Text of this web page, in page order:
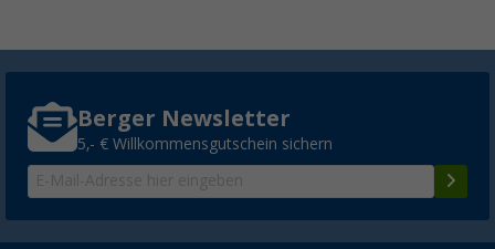
Berger Newsletter
5,- € Willkommensgutschein sichern